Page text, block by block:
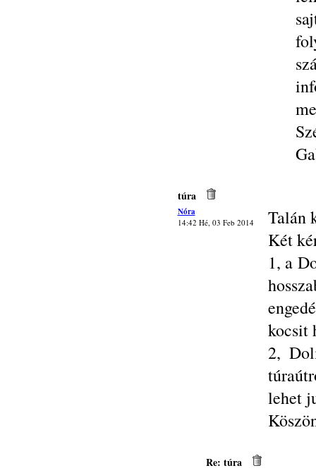
túra
Nóra
14:42 Hé, 03 Feb 2014
Talán
Két
1, a
kocsit
2,
lehet
Re: túra